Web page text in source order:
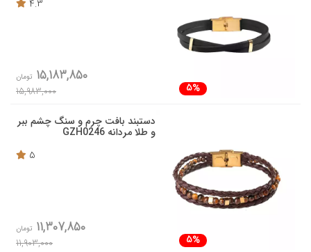
4.3
5%
15,183,850 تومان
15,983,000
دستبند بافت چرم و سنگ چشم ببر
و طلا مردانه GZH0246
5
5%
11,307,850 تومان
11,903,000